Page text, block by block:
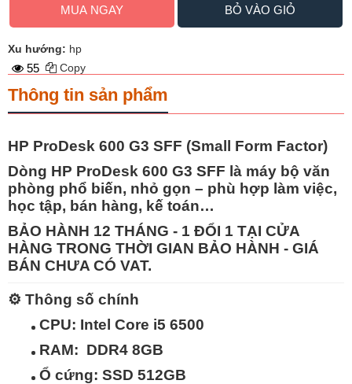
MUA NGAY BỎ VÀO GIỎ
Xu hướng: hp
55 Copy
Thông tin sản phẩm
HP ProDesk 600 G3 SFF (Small Form Factor)
Dòng HP ProDesk 600 G3 SFF là máy bộ văn
phòng phổ biến, nhỏ gọn – phù hợp làm việc,
học tập, bán hàng, kế toán…
BẢO HÀNH 12 THÁNG - 1 ĐỔI 1 TẠI CỬA
HÀNG TRONG THỜI GIAN BẢO HÀNH - GIÁ
BÁN CHƯA CÓ VAT.
⚙️ Thông số chính
CPU: Intel Core i5 6500
RAM: DDR4 8GB
Ổ cứng: SSD 512GB